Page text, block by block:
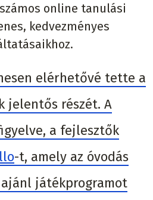
online tanulási
kedvezményes
elérhetővé tette a
részét. A
a fejlesztők
-t, amely az óvodás
ajánl játékprogramot